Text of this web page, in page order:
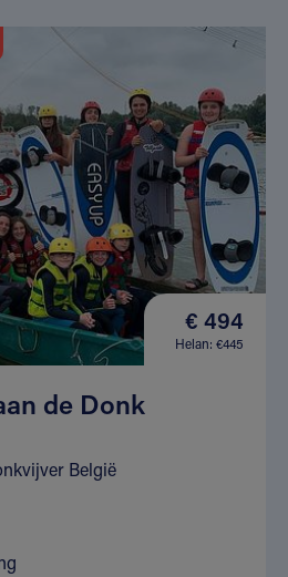
€ 494
Helan: €445
de Donk
België